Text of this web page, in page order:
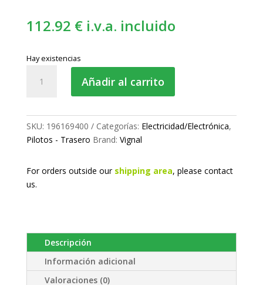
112.92 € i.v.a. incluido
Hay existencias
trasero
Añadir al carrito
SKU: 196169400 Categorías: Electricidad/Electrónica,
Pilotos - Trasero Brand: Vignal
For orders outside our shipping area, please contact
us.
Descripción
Información adicional
Valoraciones (0)